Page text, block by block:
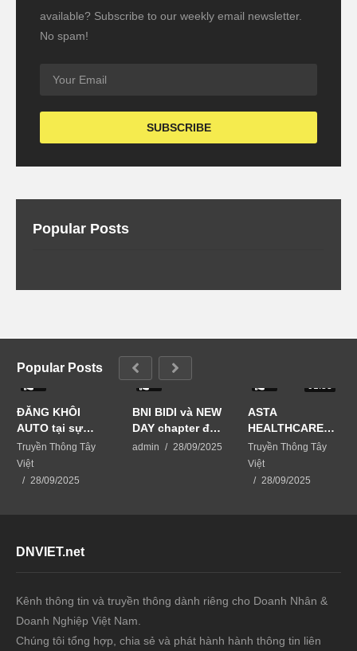
available? Subscribe to our weekly email newsletter.
No spam!
Popular Posts
Popular Posts
ĐĂNG KHÔI
AUTO tại sự
kiện Business
Matching-kết
nối vươn xa
Truyền Thông Tây
Việt
28/09/2025
BNI BIDI và NEW
DAY chapter đã
phối hợp tổ
admin 28/09/2025
ASTA
HEALTHCARE
USA giải pháp
chăm sóc da từ
thiên nhiên
Truyền Thông Tây
Việt
28/09/2025
DNVIET.net
Kênh thông tin và truyền thông dành riêng cho Doanh Nhân &
Doanh Nghiệp Việt Nam.
Chúng tôi tổng hợp, chia sẻ và phát hành hành thông tin liên